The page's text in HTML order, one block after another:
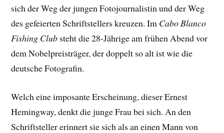
sich der Weg der jungen Fotojournalistin und der Weg
des gefeierten Schriftstellers kreuzen. Im Cabo Blanco
Fishing Club steht die 28-Jährige am frühen Abend vor
dem Nobelpreisträger, der doppelt so alt ist wie die
deutsche Fotografin.
Welch eine imposante Erscheinung, dieser Ernest
Hemingway, denkt die junge Frau bei sich. An den
Schriftsteller erinnert sie sich als an einen Mann von